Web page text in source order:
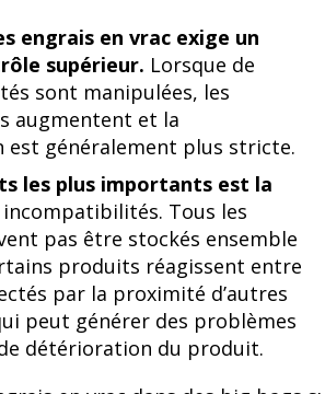
engrais en vrac exige un
supérieur. Lorsque de
sont manipulées, les
augmentent et la
est généralement plus stricte.
les plus importants est la
Tous les
pas être stockés ensemble
produits réagissent entre
par la proximité d’autres
peut générer des problèmes
détérioration du produit.